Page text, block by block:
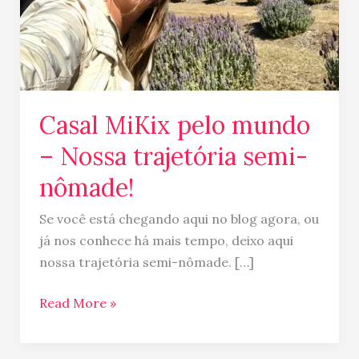
Casal MiKix pelo mundo
– Nossa trajetória semi-
nômade!
Se você está chegando aqui no blog agora, ou
já nos conhece há mais tempo, deixo aqui
nossa trajetória semi-nômade. […]
semi-
nômade!
Read More »